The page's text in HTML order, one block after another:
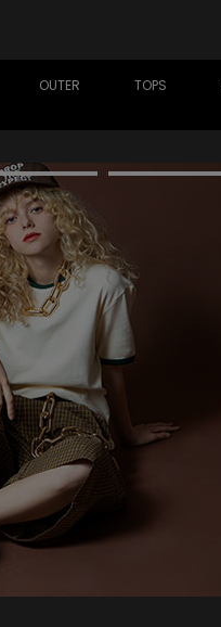
OUTER TOPS